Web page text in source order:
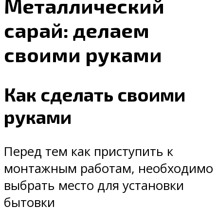
Металлический
сарай: делаем
своими руками
Как сделать своими
руками
Перед тем как приступить к
монтажным работам, необходимо
выбрать место для установки
бытовки